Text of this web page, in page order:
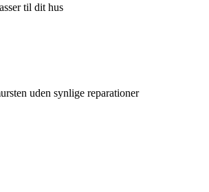
til dit hus
uden synlige reparationer